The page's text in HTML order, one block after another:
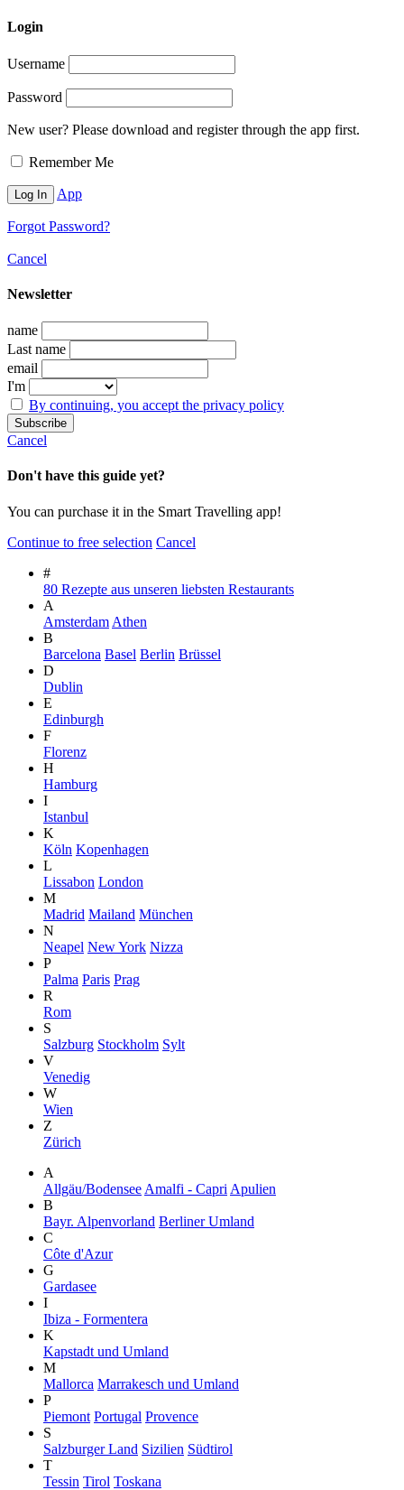
Login
Username
Password
New user? Please download and register through the app first.
Remember Me
App
Forgot Password?
Cancel
Newsletter
name
Last name
email
I'm
By continuing, you accept the privacy policy
Cancel
Don't have this guide yet?
You can purchase it in the Smart Travelling app!
Continue to free selection Cancel
#
80 Rezepte aus unseren liebsten Restaurants
A
Amsterdam Athen
B
Barcelona Basel Berlin Brüssel
D
Dublin
E
Edinburgh
F
Florenz
H
Hamburg
I
Istanbul
K
Köln Kopenhagen
L
Lissabon London
M
Madrid Mailand München
N
Neapel New York Nizza
P
Palma Paris Prag
R
Rom
S
Salzburg Stockholm Sylt
V
Venedig
W
Wien
Z
Zürich
A
Allgäu/Bodensee Amalfi - Capri Apulien
B
Bayr. Alpenvorland Berliner Umland
C
Côte d'Azur
G
Gardasee
I
Ibiza - Formentera
K
Kapstadt und Umland
M
Mallorca Marrakesch und Umland
P
Piemont Portugal Provence
S
Salzburger Land Sizilien Südtirol
T
Tessin Tirol Toskana